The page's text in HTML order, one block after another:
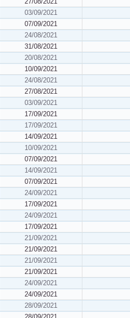
03/09/2021
07/09/2021
24/08/2021
31/08/2021
20/08/2021
10/09/2021
24/08/2021
27/08/2021
03/09/2021
17/09/2021
17/09/2021
14/09/2021
10/09/2021
07/09/2021
14/09/2021
07/09/2021
24/09/2021
17/09/2021
24/09/2021
17/09/2021
21/09/2021
21/09/2021
21/09/2021
21/09/2021
24/09/2021
24/09/2021
28/09/2021